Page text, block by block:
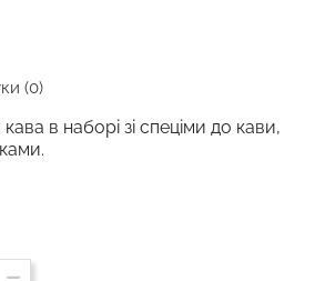
(0)
в наборі зі спеціми до кави,